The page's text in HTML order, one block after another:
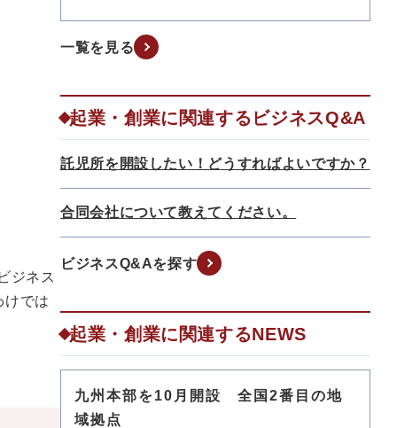
ジネス
けでは
一覧を見る
起業・創業に関連するビジネスQ&A
託児所を開設したい！どうすればよいですか？
合同会社について教えてください。
ビジネスQ&Aを探す
起業・創業に関連するNEWS
九州本部を10月開設 全国2番目の地
域拠点